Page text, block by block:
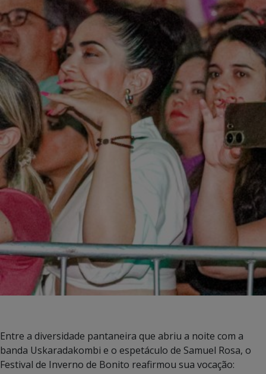
Entre a diversidade pantaneira que abriu a noite com a
banda Uskaradakombi e o espetáculo de Samuel Rosa, o
Festival de Inverno de Bonito reafirmou sua vocação: